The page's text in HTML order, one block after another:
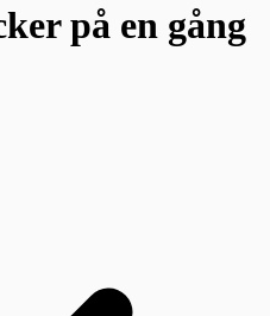
på en gång